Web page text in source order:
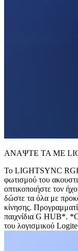
ΑΝΑΨΤΕ ΤΑ ΜΕ
Το LIGHTSYNC RGB
φωτισμού του
οπτικοποιήστε τον
δώστε τα όλα με
κίνησης.
παιχνίδια G HUB*.
του λογισμικού